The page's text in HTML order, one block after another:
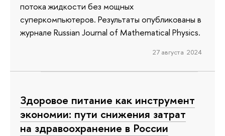
потока жидкости без мощных
суперкомпьютеров. Результаты опубликованы в
журнале Russian Journal of Mathematical Physics.
27 августа 2024
Здоровое питание как инструмент
экономии: пути снижения затрат
на здравоохранение в России